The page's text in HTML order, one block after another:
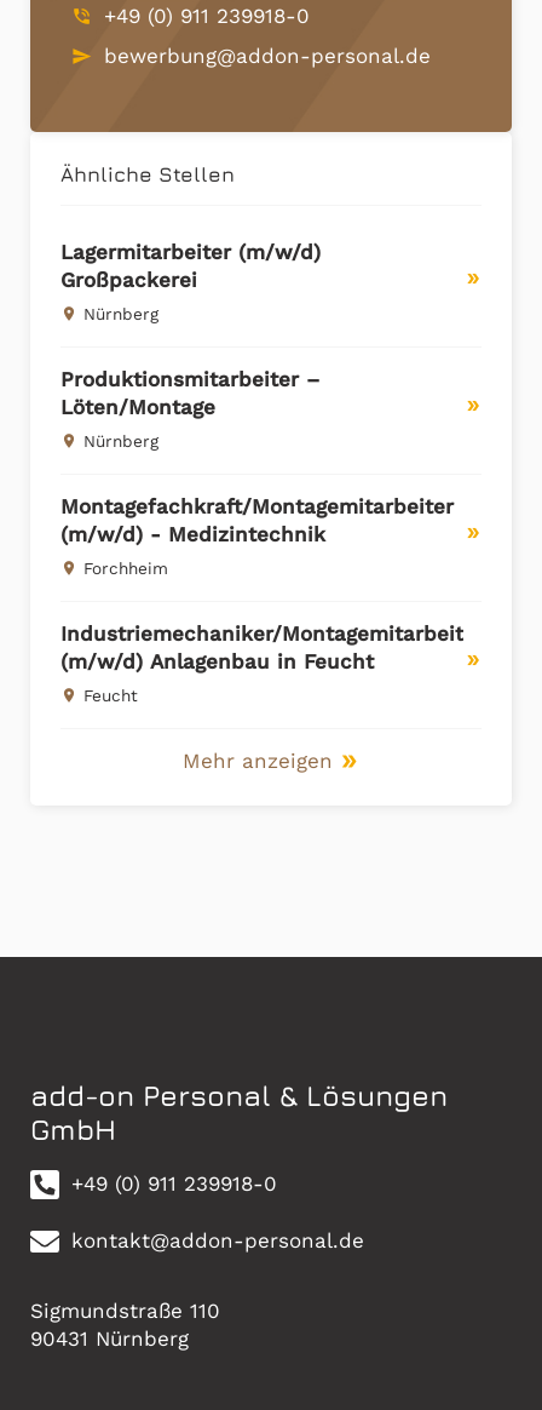
Ähnliche Stellen
Lagermitarbeiter (m/w/d)
Großpackerei
place Nürnberg
double_arrow
Produktionsmitarbeiter –
Löten/Montage
place Nürnberg
double_arrow
Montagefachkraft/Montagemitarbeiter
(m/w/d) - Medizintechnik
place Forchheim
double_arrow
Industriemechaniker/Montagemitarbeiter
(m/w/d) Anlagenbau in Feucht
place Feucht
double_arrow
Mehr anzeigen double_arrow
phone_in_talk +49 (0) 911 239918-0
send bewerbung@addon-personal.de
add-on Personal & Lösungen
GmbH
+49 (0) 911 239918-0
kontakt@addon-personal.de
Sigmundstraße 110
90431 Nürnberg